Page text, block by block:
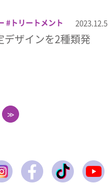
トリートメント
2023.12.5
ザインを2種類発
≫